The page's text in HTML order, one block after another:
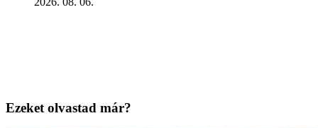
Ezeket olvastad már?